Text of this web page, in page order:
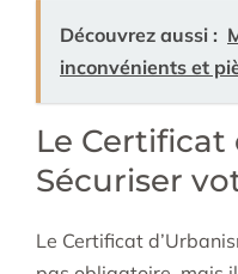
Découvrez aussi :
inconvénients et
Le Certificat
Sécuriser
Le Certificat